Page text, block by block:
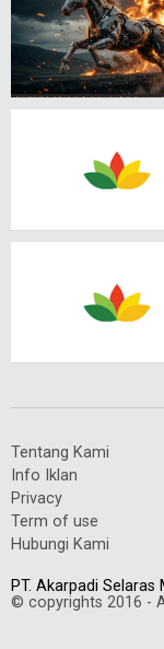
Tentang Kami
Info Iklan
Privacy
Term of use
Hubungi Kami
PT. Akarpadi Selaras
© copyrights 2016 -